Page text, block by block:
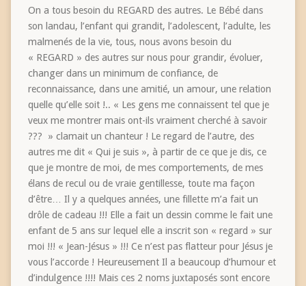
On a tous besoin du REGARD des autres. Le Bébé dans
son landau, l’enfant qui grandit, l’adolescent, l’adulte, les
malmenés de la vie, tous, nous avons besoin du
« REGARD » des autres sur nous pour grandir, évoluer,
changer dans un minimum de confiance, de
reconnaissance, dans une amitié, un amour, une relation
quelle qu’elle soit !.. « Les gens me connaissent tel que je
veux me montrer mais ont-ils vraiment cherché à savoir
??? » clamait un chanteur ! Le regard de l’autre, des
autres me dit « Qui je suis », à partir de ce que je dis, ce
que je montre de moi, de mes comportements, de mes
élans de recul ou de vraie gentillesse, toute ma façon
d’être… Il y a quelques années, une fillette m’a fait un
drôle de cadeau !!! Elle a fait un dessin comme le fait une
enfant de 5 ans sur lequel elle a inscrit son « regard » sur
moi !!! « Jean-Jésus » !!! Ce n’est pas flatteur pour Jésus je
vous l’accorde ! Heureusement Il a beaucoup d’humour et
d’indulgence !!!! Mais ces 2 noms juxtaposés sont encore